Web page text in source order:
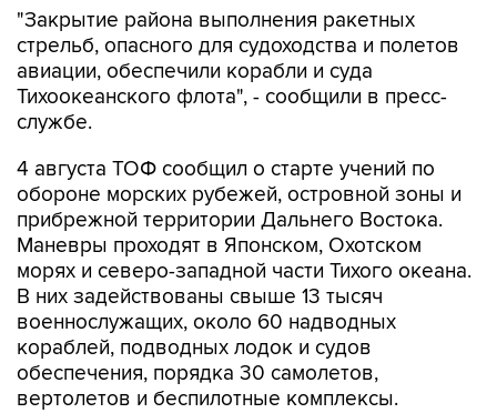
"Закрытие района выполнения ракетных
стрельб, опасного для судоходства и полетов
авиации, обеспечили корабли и суда
Тихоокеанского флота", - сообщили в пресс-
службе.
4 августа ТОФ сообщил о старте учений по
обороне морских рубежей, островной зоны и
прибрежной территории Дальнего Востока.
Маневры проходят в Японском, Охотском
морях и северо-западной части Тихого океана.
В них задействованы свыше 13 тысяч
военнослужащих, около 60 надводных
кораблей, подводных лодок и судов
обеспечения, порядка 30 самолетов,
вертолетов и беспилотные комплексы.